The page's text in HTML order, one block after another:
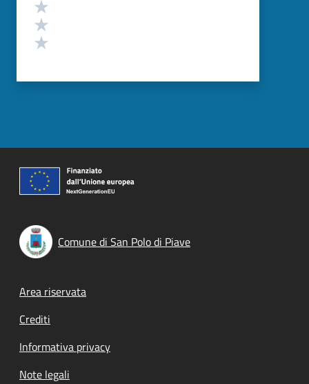
Comune di San Polo di Piave
Footer menu
Area riservata
Crediti
Informativa privacy
Note legali